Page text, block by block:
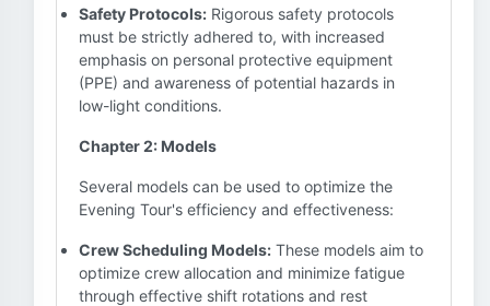
Safety Protocols: Rigorous safety protocols
must be strictly adhered to, with increased
emphasis on personal protective equipment
(PPE) and awareness of potential hazards in
low-light conditions.
Chapter 2: Models
Several models can be used to optimize the
Evening Tour's efficiency and effectiveness:
Crew Scheduling Models: These models aim to
optimize crew allocation and minimize fatigue
through effective shift rotations and rest